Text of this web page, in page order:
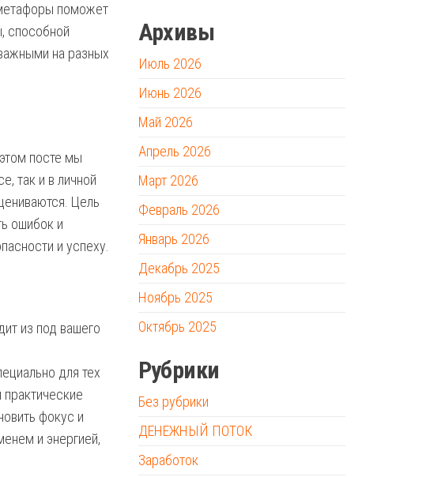
поможет
способной
на разных
посте мы
так и в личной
Цель
ошибок и
и успеху.
из под вашего
для тех
фокус и
и энергией,
Архивы
Июль 2026
Июнь 2026
Май 2026
Апрель 2026
Март 2026
Февраль 2026
Январь 2026
Декабрь 2025
Ноябрь 2025
Октябрь 2025
Рубрики
Без рубрики
ДЕНЕЖНЫЙ ПОТОК
Заработок